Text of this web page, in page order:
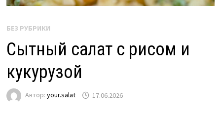
БЕЗ РУБРИКИ
Сытный салат с рисом и
кукурузой
Автор: your.salat 17.06.2026